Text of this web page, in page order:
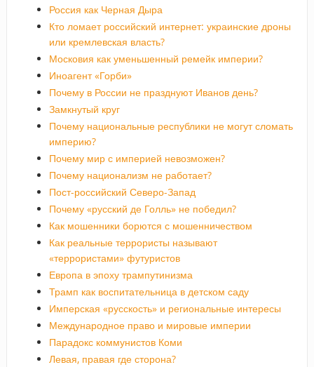
Россия как Черная Дыра
Кто ломает российский интернет: украинские дроны
или кремлевская власть?
Московия как уменьшенный ремейк империи?
Иноагент «Горби»
Почему в России не празднуют Иванов день?
Замкнутый круг
Почему национальные республики не могут сломать
империю?
Почему мир с империей невозможен?
Почему национализм не работает?
Пост-российский Северо-Запад
Почему «русский де Голль» не победил?
Как мошенники борются с мошенничеством
Как реальные террористы называют
«террористами» футуристов
Европа в эпоху трампутинизма
Трамп как воспитательница в детском саду
Имперская «русскость» и региональные интересы
Международное право и мировые империи
Парадокс коммунистов Коми
Левая, правая где сторона?